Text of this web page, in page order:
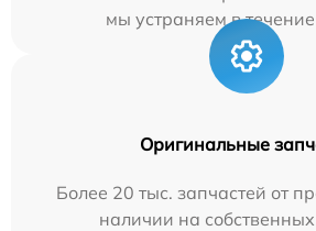
мы устраняем в
Оригинальные
Более 20 тыс. запчастей от
наличии на